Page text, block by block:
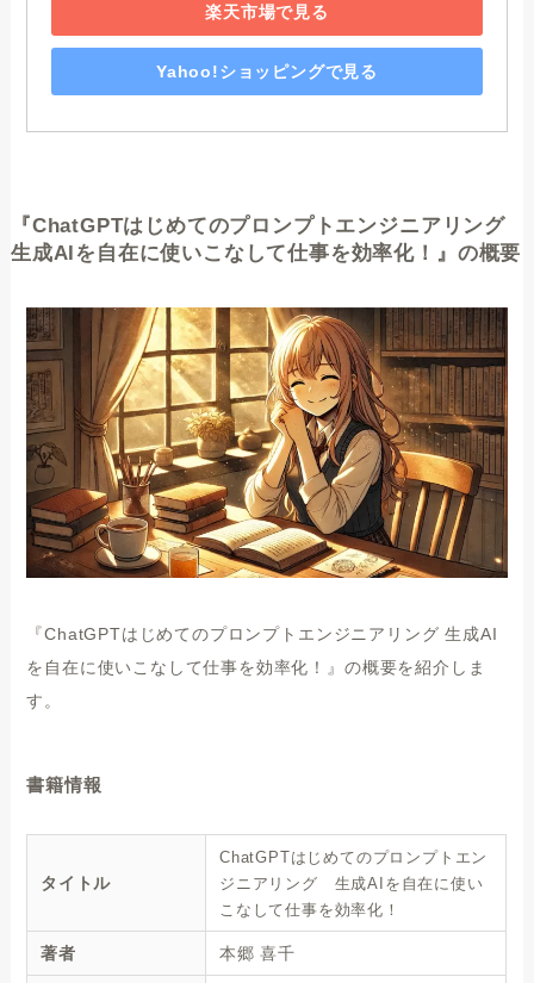
楽天市場で見る
Yahoo!ショッピングで見る
『ChatGPTはじめてのプロンプトエンジニアリング
生成AIを自在に使いこなして仕事を効率化！』の概要
『ChatGPTはじめてのプロンプトエンジニアリング 生成AI
を自在に使いこなして仕事を効率化！』の概要を紹介しま
す。
書籍情報
タイトル
ChatGPTはじめてのプロンプトエン
ジニアリング 生成AIを自在に使い
こなして仕事を効率化！
著者 本郷 喜千